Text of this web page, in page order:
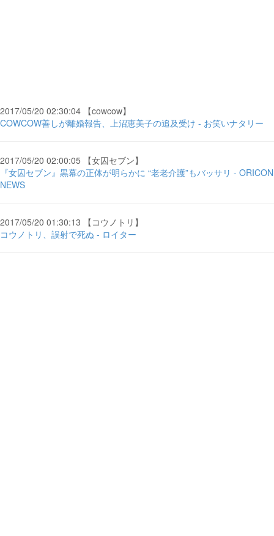
2017/05/20 02:30:04 【cowcow】
COWCOW善しが離婚報告、上沼恵美子の追及受け - お笑いナタリー
2017/05/20 02:00:05 【女囚セブン】
『女囚セブン』黒幕の正体が明らかに “老老介護”もバッサリ - ORICON
NEWS
2017/05/20 01:30:13 【コウノトリ】
コウノトリ、誤射で死ぬ - ロイター